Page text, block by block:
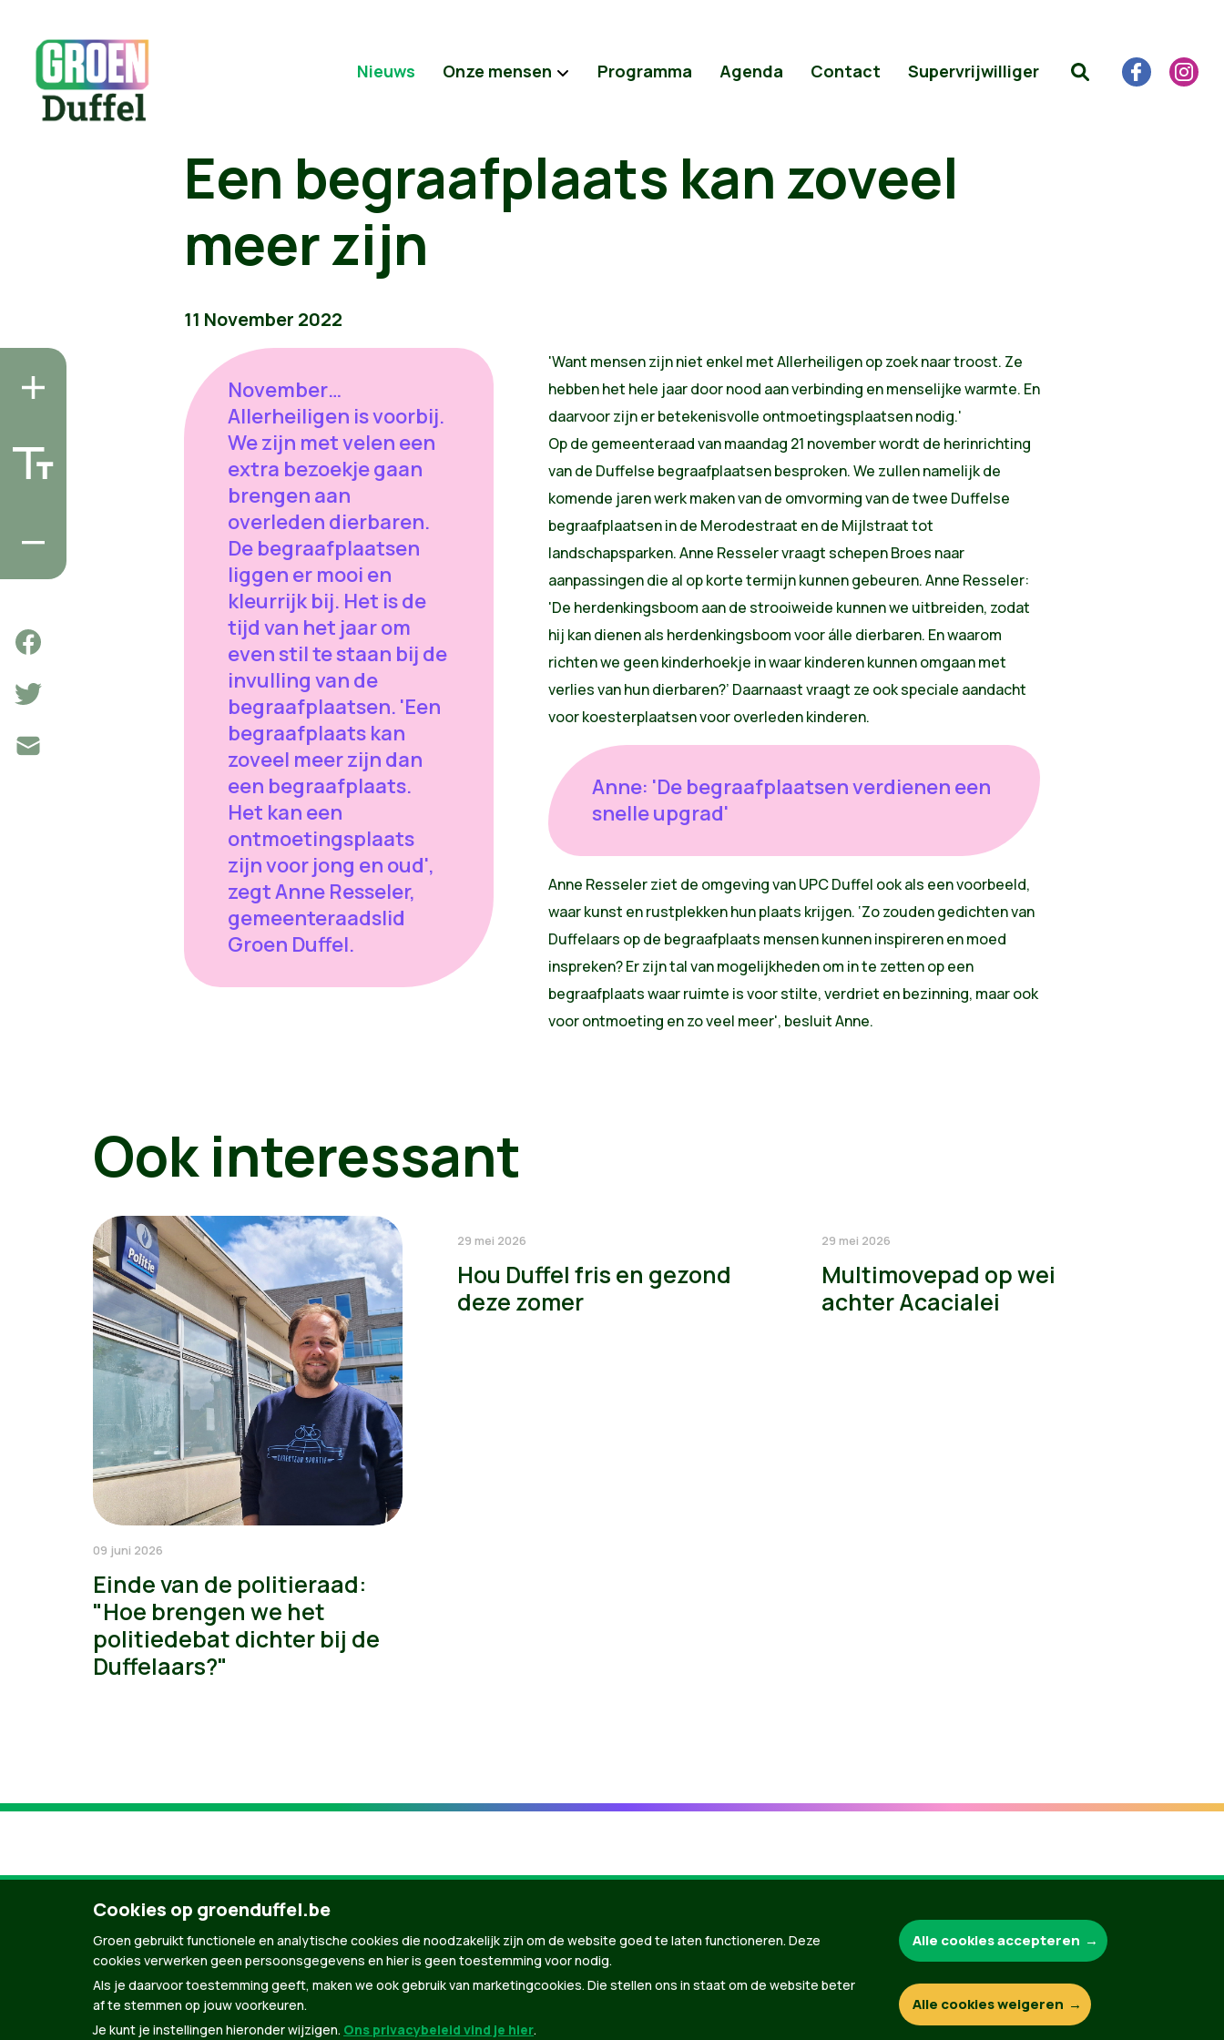
Nieuws Onze mensen Programma Agenda Contact Supervrijwilliger
Een begraafplaats kan zoveel
meer zijn
11 November 2022
November…
Allerheiligen is voorbij.
We zijn met velen een
extra bezoekje gaan
brengen aan
overleden dierbaren.
De begraafplaatsen
liggen er mooi en
kleurrijk bij. Het is de
tijd van het jaar om
even stil te staan bij de
invulling van de
begraafplaatsen. 'Een
begraafplaats kan
zoveel meer zijn dan
een begraafplaats.
Het kan een
ontmoetingsplaats
zijn voor jong en oud',
zegt Anne Resseler,
gemeenteraadslid
Groen Duffel.
'Want mensen zijn niet enkel met Allerheiligen op zoek naar troost. Ze
hebben het hele jaar door nood aan verbinding en menselijke warmte. En
daarvoor zijn er betekenisvolle ontmoetingsplaatsen nodig.'
Op de gemeenteraad van maandag 21 november wordt de herinrichting
van de Duffelse begraafplaatsen besproken. We zullen namelijk de
komende jaren werk maken van de omvorming van de twee Duffelse
begraafplaatsen in de Merodestraat en de Mijlstraat tot
landschapsparken. Anne Resseler vraagt schepen Broes naar
aanpassingen die al op korte termijn kunnen gebeuren. Anne Resseler:
'De herdenkingsboom aan de strooiweide kunnen we uitbreiden, zodat
hij kan dienen als herdenkingsboom voor álle dierbaren. En waarom
richten we geen kinderhoekje in waar kinderen kunnen omgaan met
verlies van hun dierbaren?’ Daarnaast vraagt ze ook speciale aandacht
voor koesterplaatsen voor overleden kinderen.
Anne: 'De begraafplaatsen verdienen een
snelle upgrad'
Anne Resseler ziet de omgeving van UPC Duffel ook als een voorbeeld,
waar kunst en rustplekken hun plaats krijgen. ‘Zo zouden gedichten van
Duffelaars op de begraafplaats mensen kunnen inspireren en moed
inspreken? Er zijn tal van mogelijkheden om in te zetten op een
begraafplaats waar ruimte is voor stilte, verdriet en bezinning, maar ook
voor ontmoeting en zo veel meer', besluit Anne.
Ook interessant
09 juni 2026
Einde van de politieraad:
"Hoe brengen we het
politiedebat dichter bij de
Duffelaars?"
29 mei 2026
Hou Duffel fris en gezond
deze zomer
29 mei 2026
Multimovepad op wei
achter Acacialei
Groen.be
Cookies op groenduffel.be
Groen gebruikt functionele en analytische cookies die noodzakelijk zijn om de website goed te laten functioneren. Deze
cookies verwerken geen persoonsgegevens en hier is geen toestemming voor nodig.
Als je daarvoor toestemming geeft, maken we ook gebruik van marketingcookies. Die stellen ons in staat om de website beter
af te stemmen op jouw voorkeuren.
Je kunt je instellingen hieronder wijzigen. Ons privacybeleid vind je hier.
Alle cookies accepteren
Alle cookies weigeren